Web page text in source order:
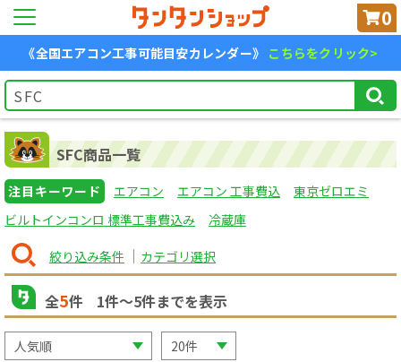
0
《全国エアコン工事可能目安カレンダー》 こちらをクリック>
SFC商品一覧
注目キーワード エアコン エアコン 工事費込
東京ゼロエミ
ビルトインコンロ 標準工事費込み
冷蔵庫
絞り込み条件 カテゴリ選択
全5件 1件〜5件までを表示